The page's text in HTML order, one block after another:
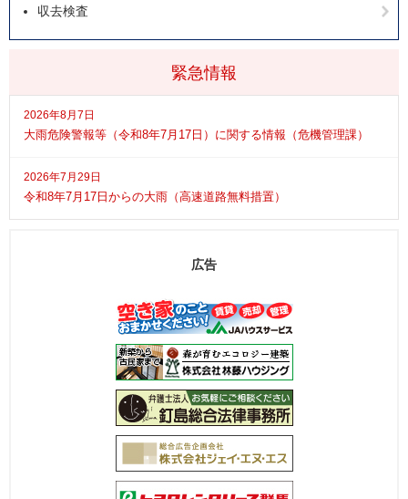
緊急情報
2026年8月7日
大雨危険警報等（令和8年7月17日）に関する情報（危機管理課）
2026年7月29日
令和8年7月17日からの大雨（高速道路無料措置）
収去検査
広告